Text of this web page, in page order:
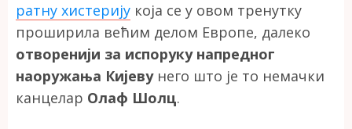
ратну хистерију која се у овом тренутку
проширила већим делом Европе, далеко
отворенији за испоруку напредног
наоружања Кијевунего што је то немачки
канцелар Олаф Шолц.